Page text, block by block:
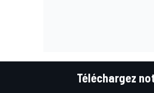
Téléchargez